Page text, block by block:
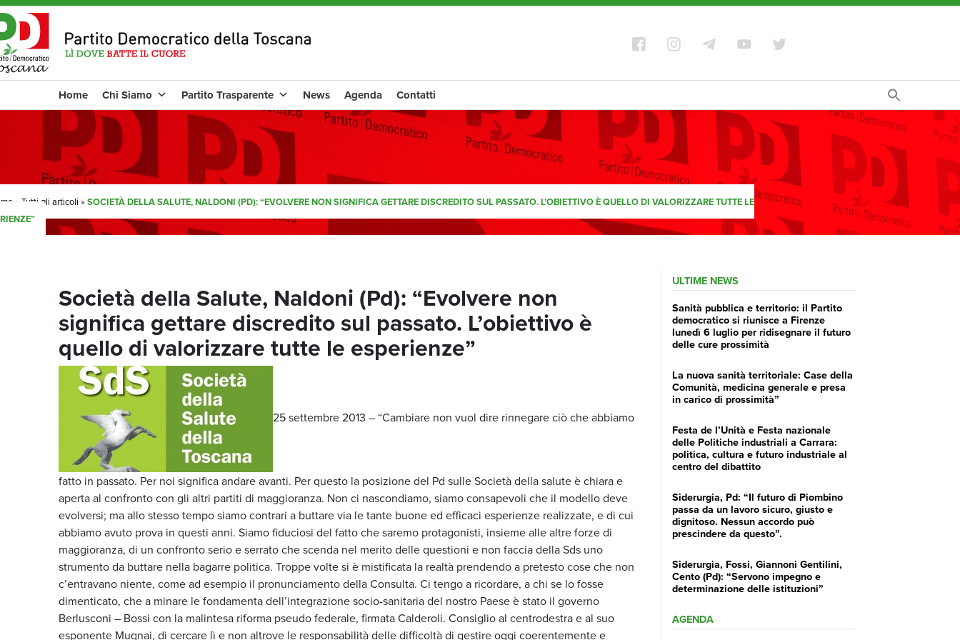
Home Chi Siamo Partito Trasparente News Agenda Contatti
» Tutti gli articoli » SOCIETÀ DELLA SALUTE, NALDONI (PD): “EVOLVERE NON SIGNIFICA GETTARE DISCREDITO SUL PASSATO. L’OBIETTIVO È QUELLO DI VALORIZZARE TUTTE LE
Società della Salute, Naldoni (Pd): “Evolvere non
significa gettare discredito sul passato. L’obiettivo è
quello di valorizzare tutte le esperienze”
25 settembre 2013 – “Cambiare non vuol dire rinnegare ciò che abbiamo
fatto in passato. Per noi significa andare avanti. Per questo la posizione del Pd sulle Società della salute è chiara e
aperta al confronto con gli altri partiti di maggioranza. Non ci nascondiamo, siamo consapevoli che il modello deve
evolversi; ma allo stesso tempo siamo contrari a buttare via le tante buone ed efficaci esperienze realizzate, e di cui
abbiamo avuto prova in questi anni. Siamo fiduciosi del fatto che saremo protagonisti, insieme alle altre forze di
maggioranza, di un confronto serio e serrato che scenda nel merito delle questioni e non faccia della Sds uno
strumento da buttare nella bagarre politica. Troppe volte si è mistificata la realtà prendendo a pretesto cose che non
c’entravano niente, come ad esempio il pronunciamento della Consulta. Ci tengo a ricordare, a chi se lo fosse
dimenticato, che a minare le fondamenta dell’integrazione socio-sanitaria del nostro Paese è stato il governo
Berlusconi – Bossi con la malintesa riforma pseudo federale, firmata Calderoli. Consiglio al centrodestra e al suo
esponente Mugnai, di cercare lì e non altrove le responsabilità delle difficoltà di gestire oggi coerentemente e
ULTIME NEWS
Sanità pubblica e territorio: il Partito
democratico si riunisce a Firenze
lunedì 6 luglio per ridisegnare il futuro
delle cure prossimità
La nuova sanità territoriale: Case della
Comunità, medicina generale e presa
in carico di prossimità”
Festa de l’Unità e Festa nazionale
delle Politiche industriali a Carrara:
politica, cultura e futuro industriale al
centro del dibattito
Siderurgia, Pd: “Il futuro di Piombino
passa da un lavoro sicuro, giusto e
dignitoso. Nessun accordo può
prescindere da questo”.
Siderurgia, Fossi, Giannoni Gentilini,
Cento (Pd): “Servono impegno e
determinazione delle istituzioni”
AGENDA